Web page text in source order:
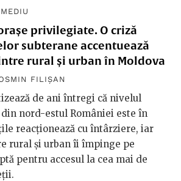
MEDIU
privilegiate. O criză
subterane accentuează
rural și urban în Moldova
FILIȘAN
de ani întregi că nivelul
nord-estul României este în
reacționează cu întârziere, iar
rural și urban îi împinge pe
pentru accesul la cea mai de